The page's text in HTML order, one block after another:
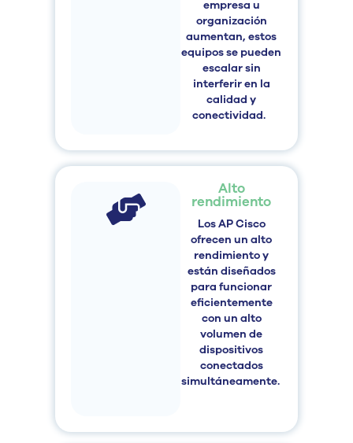
empresa u
organización
aumentan,estos
equipos se pueden
escalar sin
interferiren la
calidad y
conectividad.
Alto
rendimiento
Los AP Cisco
ofrecen un alto
rendimiento y
están diseñados
para funcionar
eficientemente
con un alto
volumen de
dispositivos
conectados
simultáneamente.